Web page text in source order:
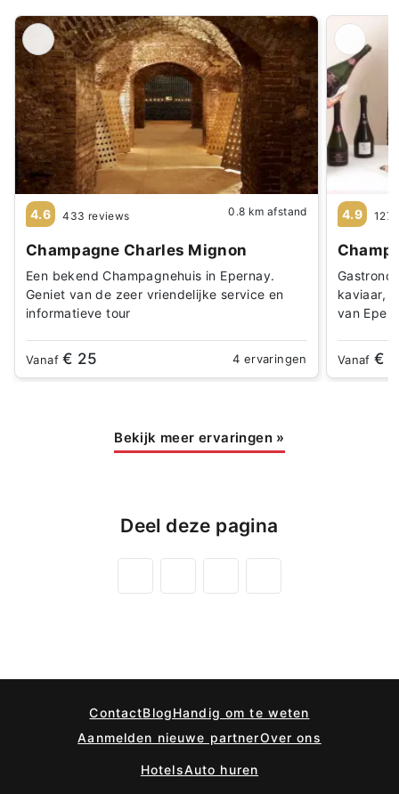
4.6 433 reviews 0.8 km afstand
Champagne Charles Mignon
Een bekend Champagnehuis in Epernay.
Geniet van de zeer vriendelijke service en
informatieve tour
Vanaf€ 25 4 ervaringen
4.9 127
kaviaar,
van
Vanaf€
Bekijk meer ervaringen »
Deel deze pagina
ContactBlogHandig om te weten
Aanmelden nieuwe partnerOver ons
HotelsAuto huren